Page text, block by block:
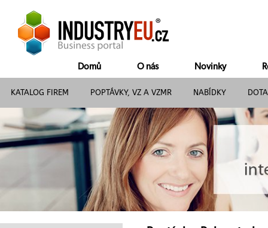
Domů O nás Novinky
KATALOG FIREM POPTÁVKY, VZ A VZMR NABÍDKY